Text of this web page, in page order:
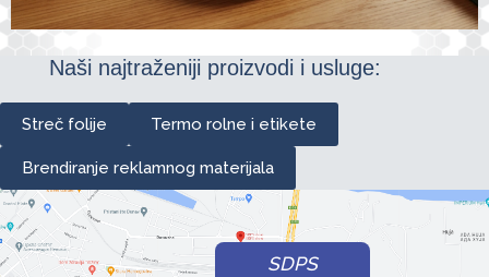
Naši najtraženiji proizvodi i usluge:
Streč folije Termo rolne i etikete
Brendiranje reklamnog materijala
SDPS